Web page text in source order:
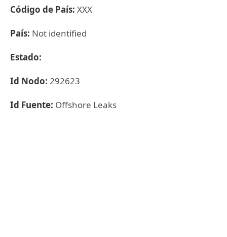
Código de País: XXX
País: Not identified
Estado:
Id Nodo: 292623
Id Fuente: Offshore Leaks